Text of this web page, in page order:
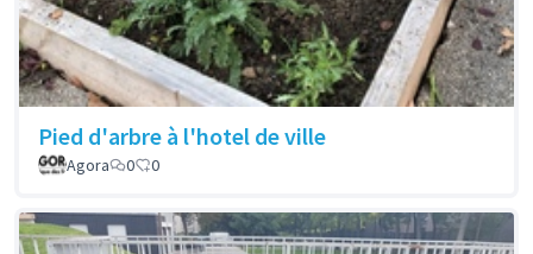
Pied d'arbre à l'hotel de ville
Agora 0 0